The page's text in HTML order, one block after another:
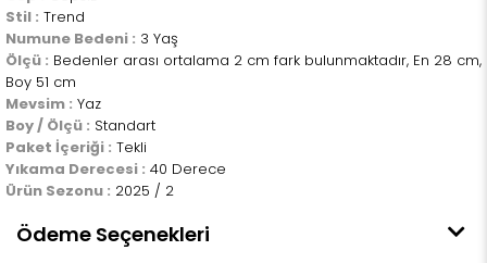
Stil : Trend
Numune Bedeni : 3 Yaş
Ölçü : Bedenler arası ortalama 2 cm fark bulunmaktadır, En 28 cm,
Boy 51 cm
Mevsim : Yaz
Boy / Ölçü : Standart
Paket İçeriği : Tekli
Yıkama Derecesi : 40 Derece
Ürün Sezonu : 2025 / 2
Ödeme Seçenekleri